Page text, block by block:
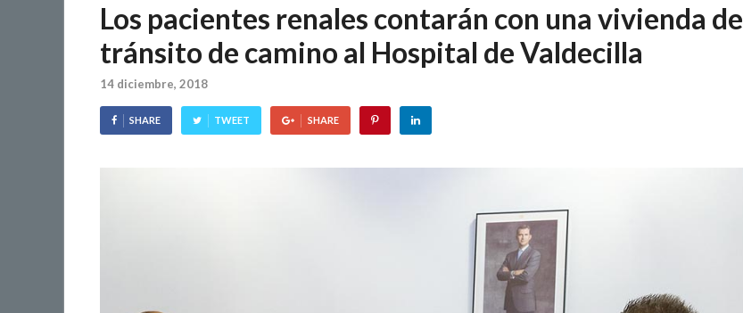
Los pacientes renales contarán con una vivienda de
tránsito de camino al Hospital de Valdecilla
14 diciembre, 2018
SHARE TWEET SHARE